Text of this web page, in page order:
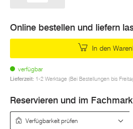
Online bestellen und liefern
In den
verfügbar
Lieferzeit: 1-2 Werktage (Bei Bestellungen bis
Reservieren und im